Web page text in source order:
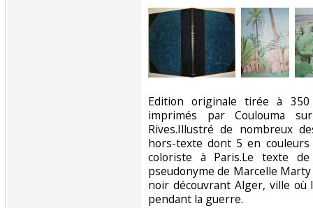
‎Edition originale tirée à
imprimés par Coulouma
Rives.Illustré de nombreux
hors-texte dont 5 en couleurs
coloriste à Paris.Le texte
pseudonyme de Marcelle
noir découvrant Alger, ville
pendant la guerre. ‎